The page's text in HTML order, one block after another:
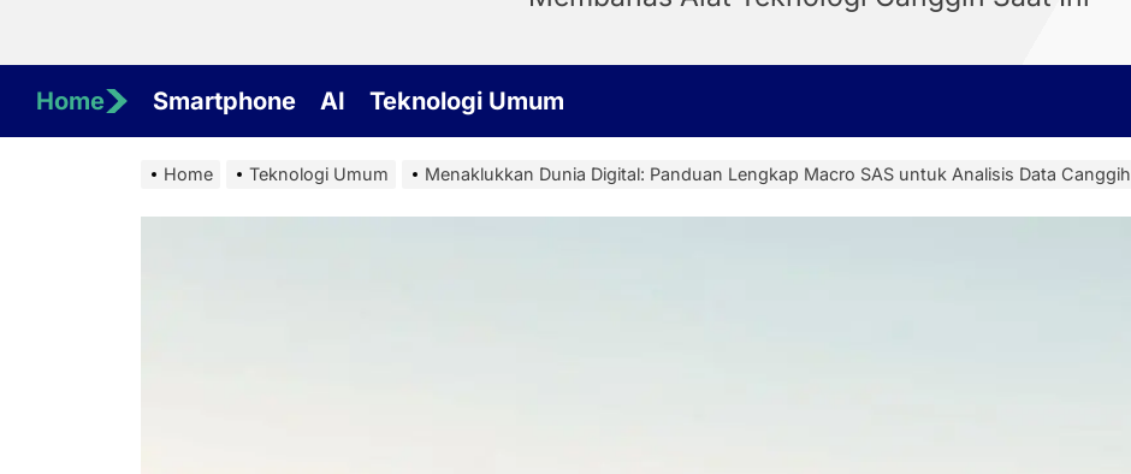
Home Smartphone AI Teknologi Umum
Home Teknologi Umum Menaklukkan Dunia Digital: Panduan Lengkap Macro SAS untuk Analisis Data Canggih